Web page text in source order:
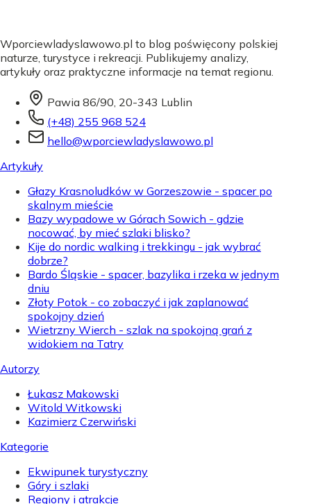
Wporciewladyslawowo.pl to blog poświęcony polskiej
naturze, turystyce i rekreacji. Publikujemy analizy,
artykuły oraz praktyczne informacje na temat regionu.
Pawia 86/90, 20-343 Lublin
(+48) 255 968 524
hello@wporciewladyslawowo.pl
Artykuły
Głazy Krasnoludków w Gorzeszowie - spacer po
skalnym mieście
Bazy wypadowe w Górach Sowich - gdzie
nocować, by mieć szlaki blisko?
Kije do nordic walking i trekkingu - jak wybrać
dobrze?
Bardo Śląskie - spacer, bazylika i rzeka w jednym
dniu
Złoty Potok - co zobaczyć i jak zaplanować
spokojny dzień
Wietrzny Wierch - szlak na spokojną grań z
widokiem na Tatry
Autorzy
Łukasz Makowski
Witold Witkowski
Kazimierz Czerwiński
Kategorie
Ekwipunek turystyczny
Góry i szlaki
Regiony i atrakcje